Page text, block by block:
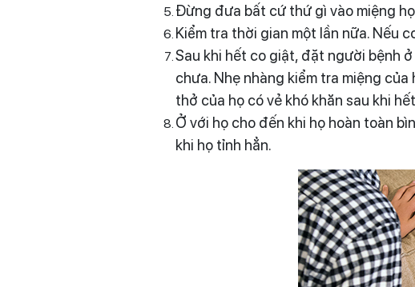
Đừng đưa bất cứ thứ gì vào miệng
Kiểm tra thời gian một lần nữa. Nếu
Sau khi hết co giật, đặt người bệnh
chưa. Nhẹ nhàng kiểm tra miệng
thở của họ có vẻ khó khăn sau khi
Ở với họ cho đến khi họ hoàn toàn
khi họ tỉnh hẳn.